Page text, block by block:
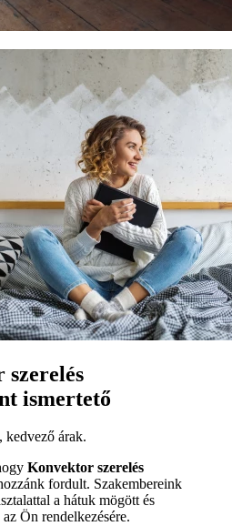
ismertető
kedvező árak.
Konvektor szerelés
fordult. Szakembereink
a hátuk mögött és
Ön rendelkezésére.